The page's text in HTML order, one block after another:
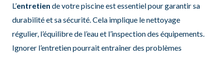
L’entretien de votre piscine est essentiel pour garantir sa
durabilité et sa sécurité. Cela implique le nettoyage
régulier, l’équilibre de l’eau et l’inspection des équipements.
Ignorer l’entretien pourrait entraîner des problèmes